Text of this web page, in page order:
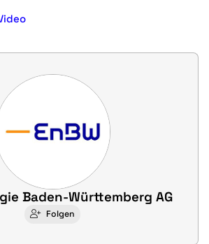
Baden-Württemberg AG
Folgen